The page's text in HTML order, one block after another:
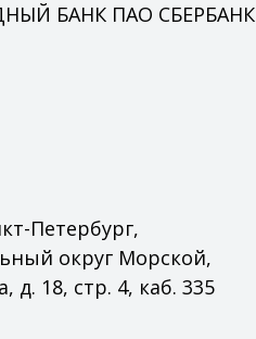
БАНК ПАО СБЕРБАНК
Петербург,
округ Морской,
д. 18, стр. 4, каб. 335